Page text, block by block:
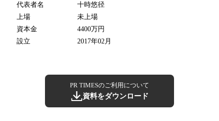
代表者名
十時悠径
上場
未上場
資本金
4400万円
設立
2017年02月
PR TIMESのご利用について
資料をダウンロード